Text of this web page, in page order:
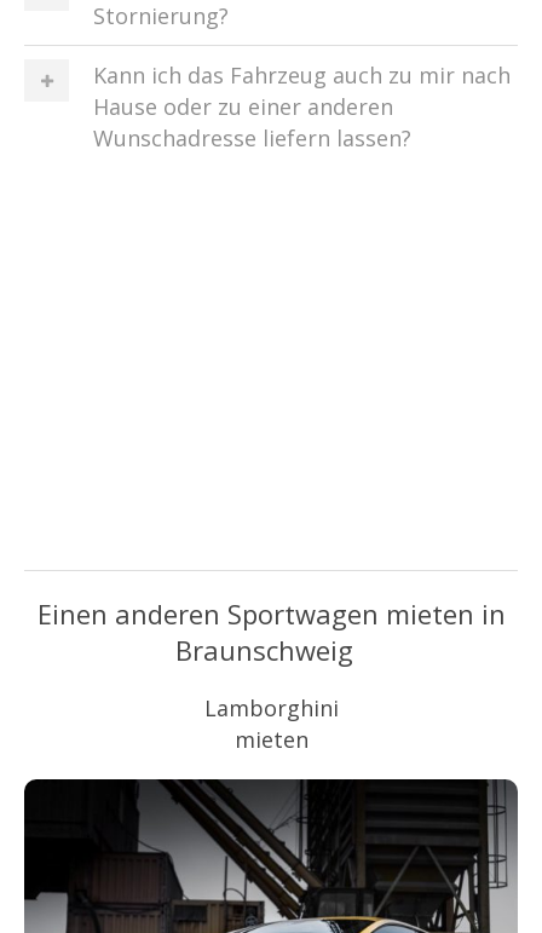
Stornierung?
Kann ich das Fahrzeug auch zu mir nach
Hause oder zu einer anderen
Wunschadresse liefern lassen?
Einen anderen Sportwagen mieten in
Braunschweig
Lamborghini
mieten